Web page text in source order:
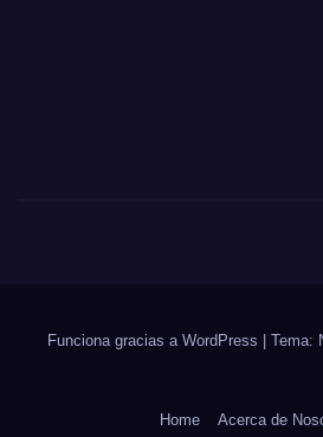
Funciona gracias a WordPress | Tema:
Home Acerca de